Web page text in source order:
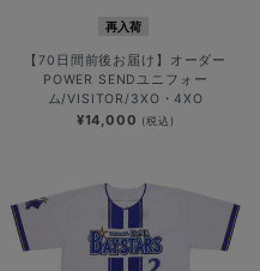
再入荷
【70日間前後お届け】オーダー
POWER SENDユニフォー
ム/VISITOR/3XO・4XO
¥14,000 (税込)